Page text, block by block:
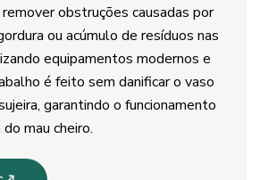
obstruções causadas por
ou acúmulo de resíduos nas
equipamentos modernos e
é feito sem danificar o vaso
garantindo o funcionamento
mau cheiro.